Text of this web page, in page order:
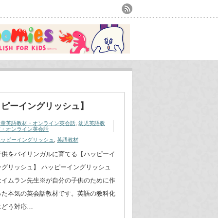
ーイングリッシュ】
童英語教材・オンライン英会話 幼児英語教
オンライン英会話
ピーイングリッシュ
英語教材
供をバイリンガルに育てる【ハッピーイ
グリッシュ】 ハッピーイングリッシュ
イムラン先生※が自分の子供のために作
た本気の英会話教材です。英語の教科化
どう対応…